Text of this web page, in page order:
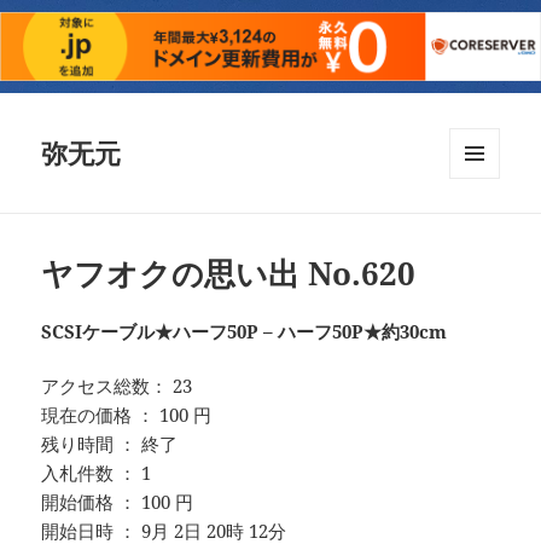
弥无元
ヤフオクの思い出 No.620
SCSIケーブル★ハーフ50P – ハーフ50P★約30cm
アクセス総数： 23
現在の価格 ： 100 円
残り時間 ： 終了
入札件数 ： 1
開始価格 ： 100 円
開始日時 ： 9月 2日 20時 12分